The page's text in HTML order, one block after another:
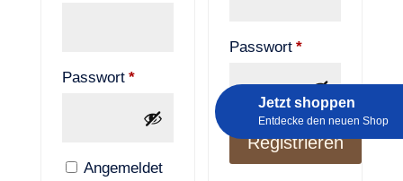
Passwort*Erforderlich
Angemeldet
Passwort*Erforderlich
Registrieren
Jetzt shoppen
Entdecke den neuen Shop